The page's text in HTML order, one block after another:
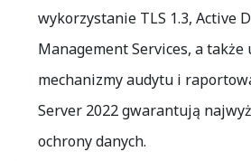
wykorzystanie TLS 1.3, Active
Management Services, a także
mechanizmy audytu i
Server 2022 gwarantują
ochrony danych.